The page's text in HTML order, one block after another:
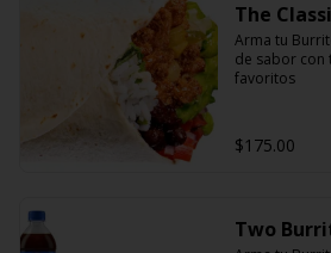
The
Arma tu
de sabor con
favoritos
$175.00
Two